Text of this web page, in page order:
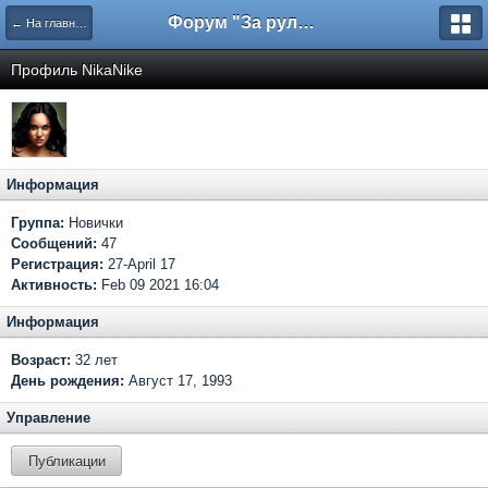
← На главную Форум "За рулем"
Профиль NikaNike
Информация
Группа: Новички
Сообщений: 47
Регистрация: 27-April 17
Активность: Feb 09 2021 16:04
Информация
Возраст: 32 лет
День рождения: Август 17, 1993
Управление
Публикации